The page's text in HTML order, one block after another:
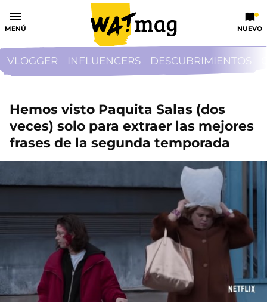
MENÚ NUEVO
VLOGGER INFLUENCERS DESCUBRIMIENTOS
Hemos visto Paquita Salas (dos
veces) solo para extraer las mejores
frases de la segunda temporada